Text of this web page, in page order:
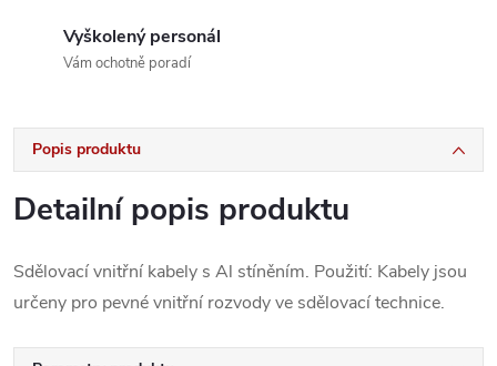
Vyškolený personál
Vám ochotně poradí
Popis produktu
Detailní popis produktu
Sdělovací vnitřní kabely s Al stíněním. Použití: Kabely jsou
určeny pro pevné vnitřní rozvody ve sdělovací technice.